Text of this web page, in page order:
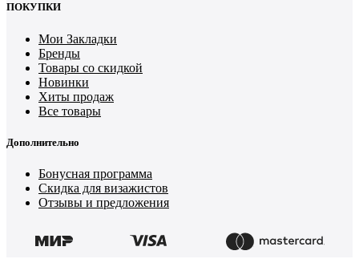
ПОКУПКИ
Мои Закладки
Бренды
Товары со скидкой
Новинки
Хиты продаж
Все товары
Дополнительно
Бонусная программа
Скидка для визажистов
Отзывы и предложения